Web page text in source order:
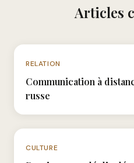
Articles
RELATION
Communication à
russe
CULTURE